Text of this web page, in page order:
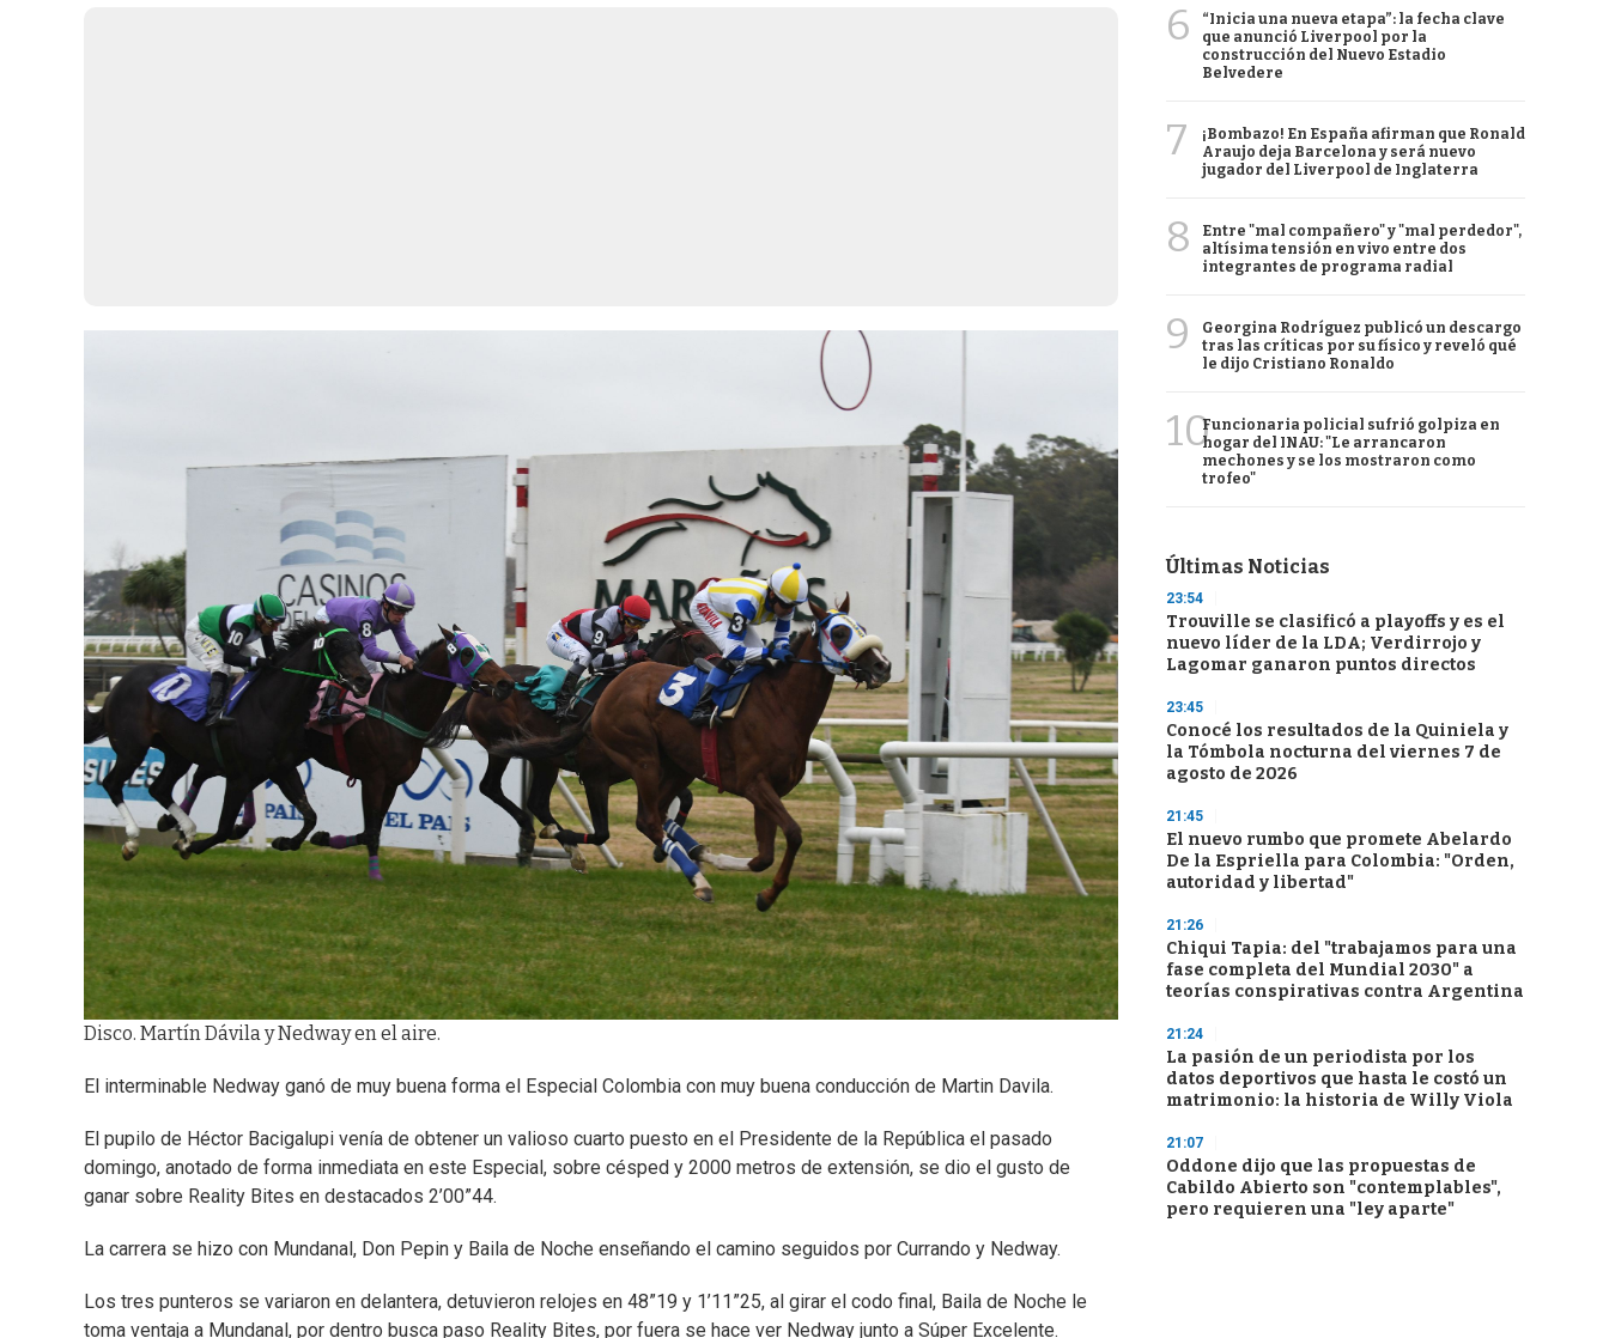
Disco. Martín Dávila y Nedway en el aire.
El interminable Nedway ganó de muy buena forma el Especial Colombia con muy buena conducción de Martin Davila.
El pupilo de Héctor Bacigalupi venía de obtener un valioso cuarto puesto en el Presidente de la República el pasado
domingo, anotado de forma inmediata en este Especial, sobre césped y 2000 metros de extensión, se dio el gusto de
ganar sobre Reality Bites en destacados 2’00”44.
La carrera se hizo con Mundanal, Don Pepin y Baila de Noche enseñando el camino seguidos por Currando y Nedway.
Los tres punteros se variaron en delantera, detuvieron relojes en 48”19 y 1’11”25, al girar el codo final, Baila de Noche le
toma ventaja a Mundanal, por dentro busca paso Reality Bites, por fuera se hace ver Nedway junto a Súper Excelente.
6
“Inicia una nueva etapa”: la fecha clave
que anunció Liverpool por la
construcción del Nuevo Estadio
Belvedere
7
¡Bombazo! En España afirman que Ronald
Araujo deja Barcelona y será nuevo
jugador del Liverpool de Inglaterra
8
Entre "mal compañero" y "mal perdedor",
altísima tensión en vivo entre dos
integrantes de programa radial
9
Georgina Rodríguez publicó un descargo
tras las críticas por su físico y reveló qué
le dijo Cristiano Ronaldo
10Funcionaria policial sufrió golpiza en
hogar del INAU: "Le arrancaron
mechones y se los mostraron como
trofeo"
Últimas Noticias
23:54
Trouville se clasificó a playoffs y es el
nuevo líder de la LDA; Verdirrojo y
Lagomar ganaron puntos directos
23:45
Conocé los resultados de la Quiniela y
la Tómbola nocturna del viernes 7 de
agosto de 2026
21:45
El nuevo rumbo que promete Abelardo
De la Espriella para Colombia: "Orden,
autoridad y libertad"
21:26
Chiqui Tapia: del "trabajamos para una
fase completa del Mundial 2030" a
teorías conspirativas contra Argentina
21:24
La pasión de un periodista por los
datos deportivos que hasta le costó un
matrimonio: la historia de Willy Viola
21:07
Oddone dijo que las propuestas de
Cabildo Abierto son "contemplables",
pero requieren una "ley aparte"